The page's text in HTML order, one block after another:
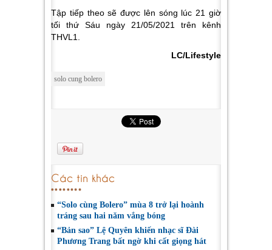
Tập tiếp theo sẽ được lên sóng lúc 21 giờ
tối thứ Sáu ngày 21/05/2021 trên kênh
THVL1.
LC/Lifestyle
solo cung bolero
Các tin khác
“Solo cùng Bolero” mùa 8 trở lại hoành
tráng sau hai năm vắng bóng
“Bản sao” Lệ Quyên khiến nhạc sĩ Đài
Phương Trang bất ngờ khi cất giọng hát